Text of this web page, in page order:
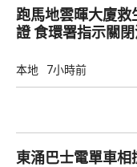
跑馬地雲暉大廈救
證 食環署指示關閉泳池並報
本地 7小時前
東涌巴士電單車相